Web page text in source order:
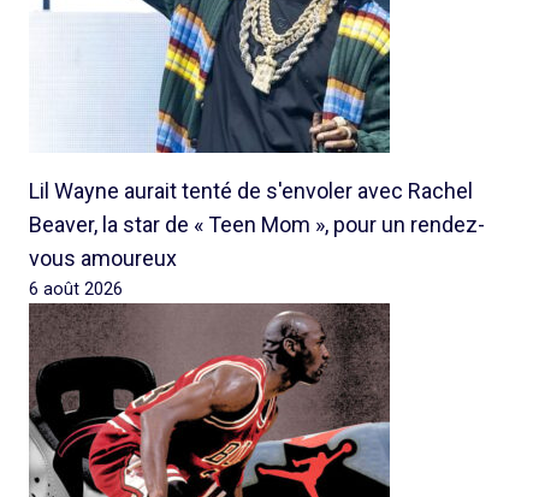
Lil Wayne aurait tenté de s'envoler avec Rachel
Beaver, la star de « Teen Mom », pour un rendez-
vous amoureux
6 août 2026